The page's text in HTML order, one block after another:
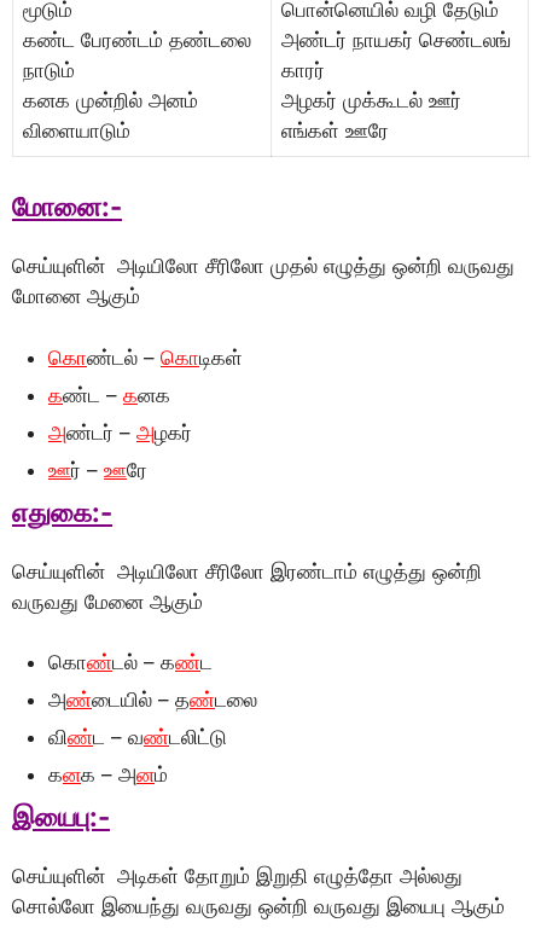
மூடும்
கண்ட பேரண்டம் தண்டலை
நாடும்
கனக முன்றில் அனம்
விளையாடும்
பாென்னெயில் வழி தேடும்
அண்டர் நாயகர் செண்டலங்
காரர்
அழகர் முக்கூடல் ஊர்
எங்கள் ஊரே
மாேனை:-
செய்யுளின் அடியிலோ சீரிலோ முதல் எழுத்து ஒன்றி வருவது
மோனை ஆகும்
காெண்டல் – காெடிகள்
கண்ட – கனக
அண்டர் – அழகர்
ஊர் – ஊரே
எதுகை:-
செய்யுளின் அடியிலோ சீரிலோ இரண்டாம் எழுத்து ஒன்றி
வருவது மேனை ஆகும்
காெண்டல் – கண்ட
அண்டையில் – தண்டலை
விண்ட – வண்டலிட்டு
கனக – அனம்
இயைபு:-
செய்யுளின் அடிகள் தோறும் இறுதி எழுத்தோ அல்லது
சொல்லோ இயைந்து வருவது ஒன்றி வருவது இயைபு ஆகும்